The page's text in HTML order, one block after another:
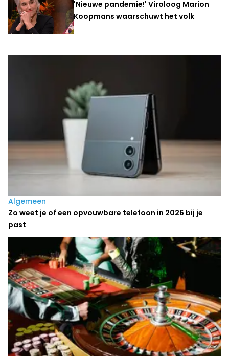
'Nieuwe pandemie!' Viroloog Marion
Koopmans waarschuwt het volk
Laatste nieuws
Algemeen
Zo weet je of een opvouwbare telefoon in 2026 bij je
past